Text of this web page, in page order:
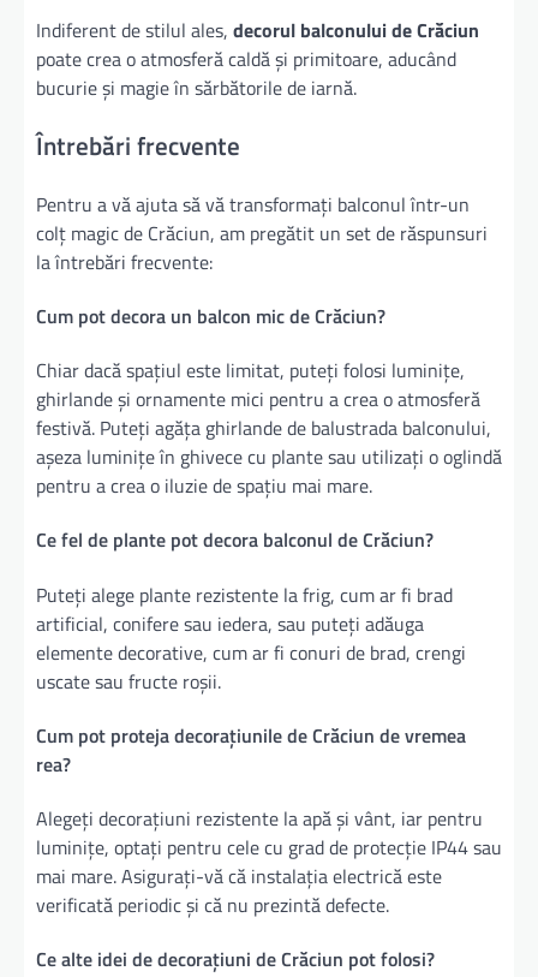
Indiferent de stilul ales, decorul balconului de Crăciun
poate crea o atmosferă caldă și primitoare, aducând
bucurie și magie în sărbătorile de iarnă.
Întrebări frecvente
Pentru a vă ajuta să vă transformați balconul într-un
colț magic de Crăciun, am pregătit un set de răspunsuri
la întrebări frecvente:
Cum pot decora un balcon mic de Crăciun?
Chiar dacă spațiul este limitat, puteți folosi luminițe,
ghirlande și ornamente mici pentru a crea o atmosferă
festivă. Puteți agăța ghirlande de balustrada balconului,
așeza luminițe în ghivece cu plante sau utilizați o oglindă
pentru a crea o iluzie de spațiu mai mare.
Ce fel de plante pot decora balconul de Crăciun?
Puteți alege plante rezistente la frig, cum ar fi brad
artificial, conifere sau iedera, sau puteți adăuga
elemente decorative, cum ar fi conuri de brad, crengi
uscate sau fructe roșii.
Cum pot proteja decorațiunile de Crăciun de vremea
rea?
Alegeți decorațiuni rezistente la apă și vânt, iar pentru
luminițe, optați pentru cele cu grad de protecție IP44 sau
mai mare. Asigurați-vă că instalația electrică este
verificată periodic și că nu prezintă defecte.
Ce alte idei de decorațiuni de Crăciun pot folosi?